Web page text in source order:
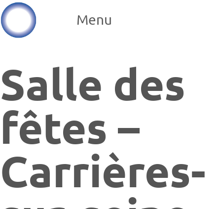
Menu
Salle des
fêtes –
Carrières-